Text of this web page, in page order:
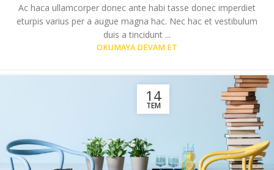
Ac haca ullamcorper donec ante habi tasse donec imperdiet
eturpis varius per a augue magna hac. Nec hac et vestibulum
duis a tincidunt ...
OKUMAYA DEVAM ET
14
TEM